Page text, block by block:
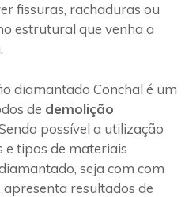
fissuras, rachaduras ou
estrutural que venha a
diamantado Conchal é um
de demolição
possível a utilização
e tipos de materiais
seja com com
resultados de